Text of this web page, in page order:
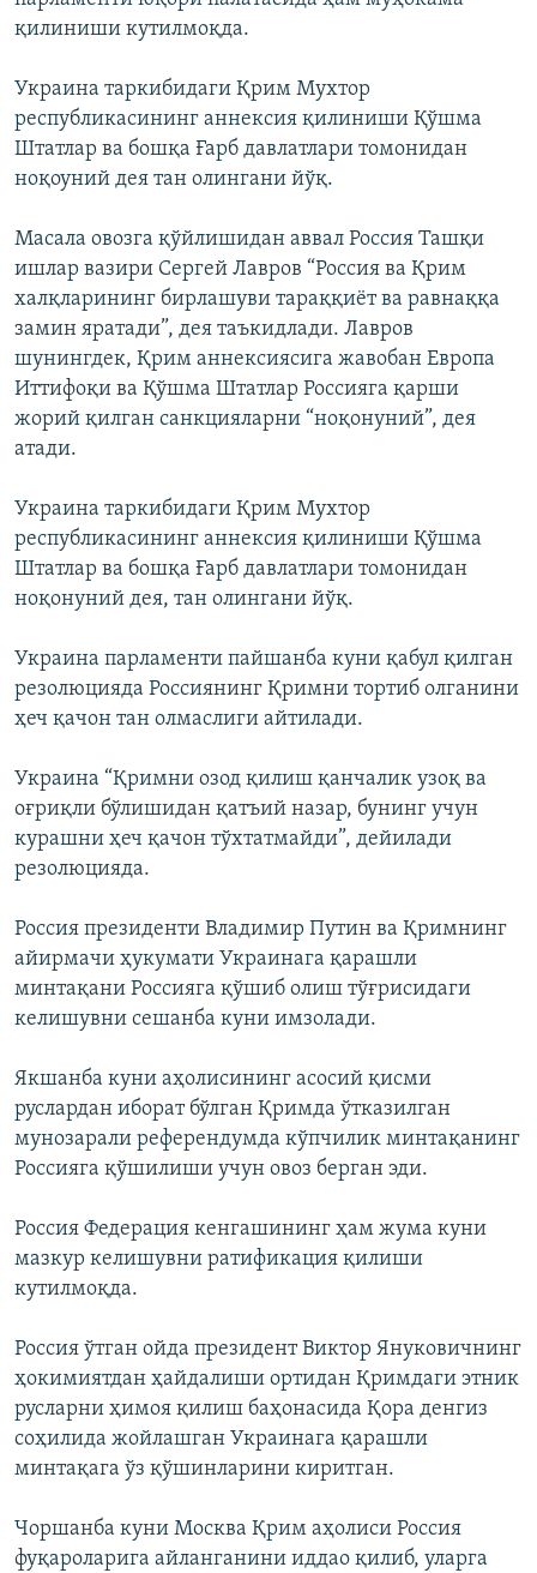
қилиниши кутилмоқда.
Украина таркибидаги Қрим Мухтор
республикасининг аннексия қилиниши Қўшма
Штатлар ва бошқа Ғарб давлатлари томонидан
ноқоуний дея тан олингани йўқ.
Масала овозга қўйлишидан аввал Россия Ташқи
ишлар вазири Сергей Лавров “Россия ва Қрим
халқларининг бирлашуви тараққиёт ва равнаққа
замин яратади”, дея таъкидлади. Лавров
шунингдек, Қрим аннексиясига жавобан Европа
Иттифоқи ва Қўшма Штатлар Россияга қарши
жорий қилган санкцияларни “ноқонуний”, дея
атади.
Украина таркибидаги Қрим Мухтор
республикасининг аннексия қилиниши Қўшма
Штатлар ва бошқа Ғарб давлатлари томонидан
ноқонуний дея, тан олингани йўқ.
Украина парламенти пайшанба куни қабул қилган
резолюцияда Россиянинг Қримни тортиб олганини
ҳеч қачон тан олмаслиги айтилади.
Украина “Қримни озод қилиш қанчалик узоқ ва
оғриқли бўлишидан қатъий назар, бунинг учун
курашни ҳеч қачон тўхтатмайди”, дейилади
резолюцияда.
Россия президенти Владимир Путин ва Қримнинг
айирмачи ҳукумати Украинага қарашли
минтақани Россияга қўшиб олиш тўғрисидаги
келишувни сешанба куни имзолади.
Якшанба куни аҳолисининг асосий қисми
руслардан иборат бўлган Қримда ўтказилган
мунозарали референдумда кўпчилик минтақанинг
Россияга қўшилиши учун овоз берган эди.
Россия Федерация кенгашининг ҳам жума куни
мазкур келишувни ратификация қилиши
кутилмоқда.
Россия ўтган ойда президент Виктор Януковичнинг
ҳокимиятдан ҳайдалиши ортидан Қримдаги этник
русларни ҳимоя қилиш баҳонасида Қора денгиз
соҳилида жойлашган Украинага қарашли
минтақага ўз қўшинларини киритган.
Чоршанба куни Москва Қрим аҳолиси Россия
фуқароларига айланганини иддао қилиб, уларга